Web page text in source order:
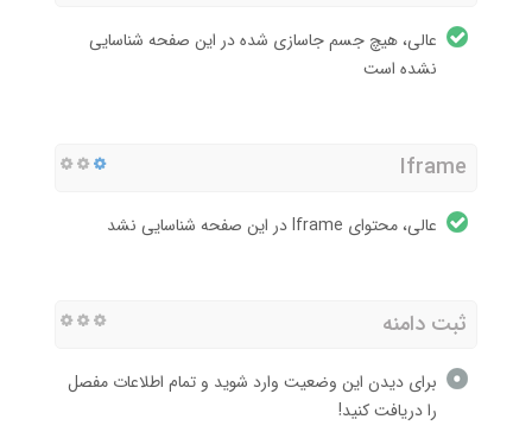
عالی، هیچ جسم جاسازی شده در این صفحه شناسایی
نشده است
Iframe
عالی، محتوای Iframe در این صفحه شناسایی نشد
ثبت دامنه
برای دیدن این وضعیت وارد شوید و تمام اطلاعات مفصل
را دریافت کنید!